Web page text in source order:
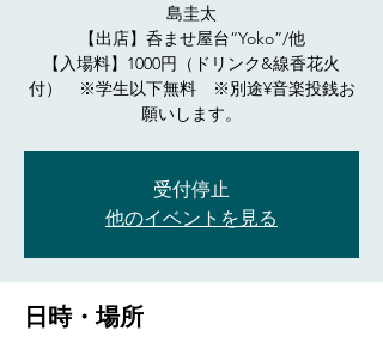
島圭太
【出店】呑ませ屋台“Yoko”/他
【入場料】1000円（ドリンク&線香花火
付） ※学生以下無料 ※別途¥音楽投銭お
願いします。
受付停止
他のイベントを見る
日時・場所